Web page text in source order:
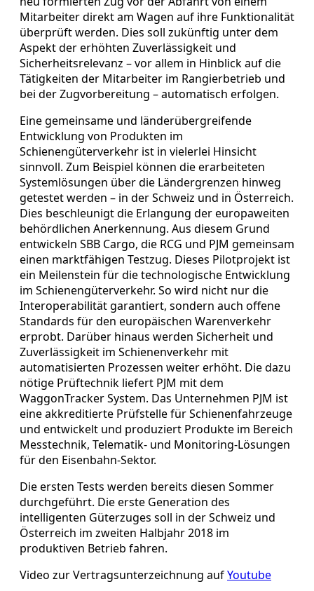
Mitarbeiter direkt am Wagen auf ihre Funktionalität
überprüft werden. Dies soll zukünftig unter dem
Aspekt der erhöhten Zuverlässigkeit und
Sicherheitsrelevanz – vor allem in Hinblick auf die
Tätigkeiten der Mitarbeiter im Rangierbetrieb und
bei der Zugvorbereitung – automatisch erfolgen.
Eine gemeinsame und länderübergreifende
Entwicklung von Produkten im
Schienengüterverkehr ist in vielerlei Hinsicht
sinnvoll. Zum Beispiel können die erarbeiteten
Systemlösungen über die Ländergrenzen hinweg
getestet werden – in der Schweiz und in Österreich.
Dies beschleunigt die Erlangung der europaweiten
behördlichen Anerkennung. Aus diesem Grund
entwickeln SBB Cargo, die RCG und PJM gemeinsam
einen marktfähigen Testzug. Dieses Pilotprojekt ist
ein Meilenstein für die technologische Entwicklung
im Schienengüterverkehr. So wird nicht nur die
Interoperabilität garantiert, sondern auch offene
Standards für den europäischen Warenverkehr
erprobt. Darüber hinaus werden Sicherheit und
Zuverlässigkeit im Schienenverkehr mit
automatisierten Prozessen weiter erhöht. Die dazu
nötige Prüftechnik liefert PJM mit dem
WaggonTracker System. Das Unternehmen PJM ist
eine akkreditierte Prüfstelle für Schienenfahrzeuge
und entwickelt und produziert Produkte im Bereich
Messtechnik, Telematik- und Monitoring-Lösungen
für den Eisenbahn-Sektor.
Die ersten Tests werden bereits diesen Sommer
durchgeführt. Die erste Generation des
intelligenten Güterzuges soll in der Schweiz und
Österreich im zweiten Halbjahr 2018 im
produktiven Betrieb fahren.
Video zur Vertragsunterzeichnung aufYoutube